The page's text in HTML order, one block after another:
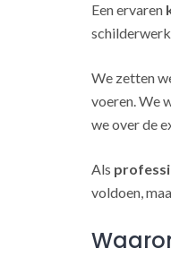
Een ervaren
We zetten
voeren. We
we over de
Als
voldoen,